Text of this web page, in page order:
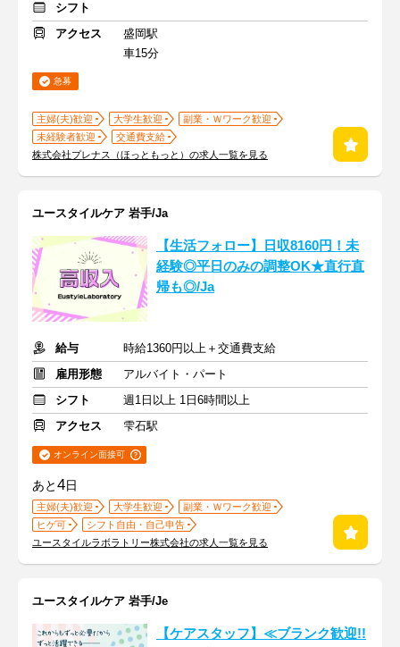
シフト
アクセス
盛岡駅
車15分
急募
主婦(夫)歓迎 大学生歓迎
副業・Ｗワーク歓迎
未経験者歓迎
交通費支給
株式会社プレナス（ほっともっと）の求人一覧を見る
ユースタイルケア 岩手/Ja
【生活フォロー】日収8160円！未
経験◎平日のみの調整OK★直行直
帰も◎/Ja
給与
時給1360円以上＋交通費支給
雇用形態
アルバイト・パート
シフト
週1日以上 1日6時間以上
アクセス
雫石駅
オンライン面接可
あと4日
主婦(夫)歓迎 大学生歓迎
副業・Ｗワーク歓迎
ヒゲ可
シフト自由・自己申告
ユースタイルラボラトリー株式会社の求人一覧を見る
ユースタイルケア 岩手/Je
【ケアスタッフ】≪ブランク歓迎!!